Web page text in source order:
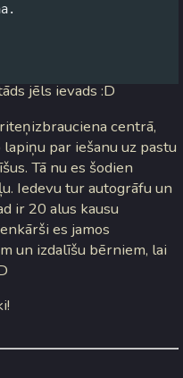
uz skolu un dabūju savu
iekša (par
jēls ievads :D
centrā,
par iešanu uz pastu
Tā nu es šodien
Iedevu tur autogrāfu un
ir 20 alus kausu
es jamos
un izdalīšu bērniem, lai